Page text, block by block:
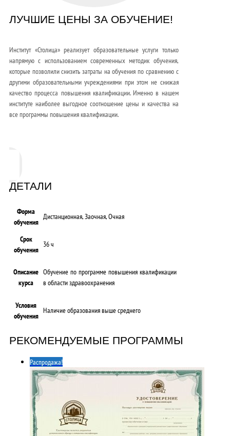
ЛУЧШИЕ ЦЕНЫ ЗА ОБУЧЕНИЕ!
Институт «Столица» реализует образовательные услуги только
напрямую с использованием современных методик обучения,
которые позволили снизить затраты на обучения по сравнению с
другими образовательными учреждениями при этом не снижая
качество процесса повышения квалификации. Именно в нашем
институте наиболее выгодное соотношение цены и качества на
все программы повышения квалификации.
ДЕТАЛИ
Форма
обучения
Дистанционная, Заочная, Очная
Срок
обучения
36 ч
Описание
курса
Обучение по программе повышения квалификации
в области здравоохранения
Условия
обучения
Наличие образования выше среднего
РЕКОМЕНДУЕМЫЕ ПРОГРАММЫ
Распродажа!